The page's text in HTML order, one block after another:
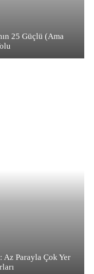
25 Güçlü (Ama
Az Parayla Çok Yer